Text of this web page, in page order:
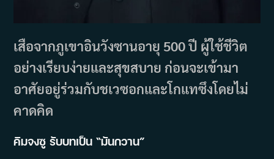
เสือจากภูเขาอินวังซานอายุ 500 ปี ผู้ใช้ชีวิต
อย่างเรียบง่ายและสุขสบาย ก่อนจะเข้ามา
อาศัยอยู่ร่วมกับชเวซอกและโกแทซึงโดยไม่
คาดคิด
คิมจงซู รับบทเป็น “มันกวาน”